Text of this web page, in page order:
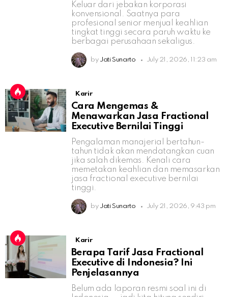
Keluar dari jebakan korporasi
konvensional. Saatnya para
profesional senior menjual keahlian
tingkat tinggi secara paruh waktu ke
berbagai perusahaan sekaligus.
by Jati Sunarto July 21, 2026, 11:23 am
Karir
Cara Mengemas &
Menawarkan Jasa Fractional
Executive Bernilai Tinggi
Pengalaman manajerial bertahun-
tahun tidak akan mendatangkan cuan
jika salah dikemas. Kenali cara
memetakan keahlian dan memasarkan
jasa fractional executive bernilai
tinggi.
by Jati Sunarto July 21, 2026, 9:43 pm
Karir
Berapa Tarif Jasa Fractional
Executive di Indonesia? Ini
Penjelasannya
Belum ada laporan resmi soal ini di